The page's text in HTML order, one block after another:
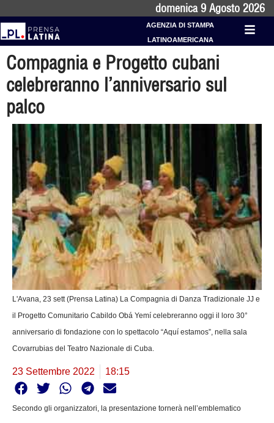
domenica 9 Agosto 2026
AGENZIA DI STAMPA
LATINOAMERICANA
Compagnia e Progetto cubani
celebreranno l’anniversario sul
palco
L'Avana, 23 sett (Prensa Latina) La Compagnia di Danza Tradizionale JJ e
il Progetto Comunitario Cabildo Obá Yemí celebreranno oggi il loro 30°
anniversario di fondazione con lo spettacolo “Aquí estamos”, nella sala
Covarrubias del Teatro Nazionale di Cuba.
23 Settembre 2022 18:15
Secondo gli organizzatori, la presentazione tornerà nell’emblematico